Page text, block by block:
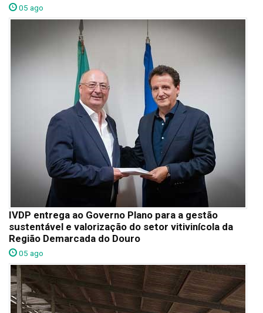
05 ago
IVDP entrega ao Governo Plano para a gestão
sustentável e valorização do setor vitivinícola da
Região Demarcada do Douro
05 ago